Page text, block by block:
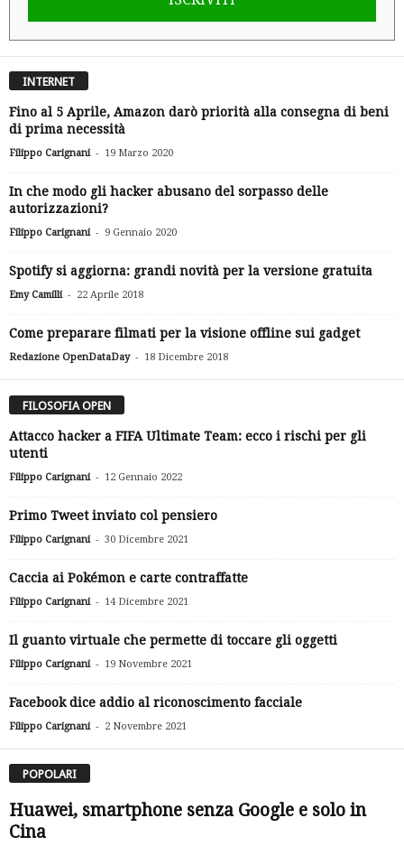
INTERNET
Fino al 5 Aprile, Amazon darò priorità alla consegna di beni
di prima necessità
Filippo Carignani - 19 Marzo 2020
In che modo gli hacker abusano del sorpasso delle
autorizzazioni?
Filippo Carignani - 9 Gennaio 2020
Spotify si aggiorna: grandi novità per la versione gratuita
Emy Camilli - 22 Aprile 2018
Come preparare filmati per la visione offline sui gadget
Redazione OpenDataDay - 18 Dicembre 2018
FILOSOFIA OPEN
Attacco hacker a FIFA Ultimate Team: ecco i rischi per gli
utenti
Filippo Carignani - 12 Gennaio 2022
Primo Tweet inviato col pensiero
Filippo Carignani - 30 Dicembre 2021
Caccia ai Pokémon e carte contraffatte
Filippo Carignani - 14 Dicembre 2021
Il guanto virtuale che permette di toccare gli oggetti
Filippo Carignani - 19 Novembre 2021
Facebook dice addio al riconoscimento facciale
Filippo Carignani - 2 Novembre 2021
POPOLARI
Huawei, smartphone senza Google e solo in
Cina